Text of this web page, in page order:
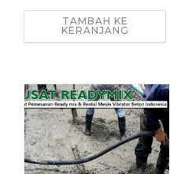
TAMBAH KE
KERANJANG